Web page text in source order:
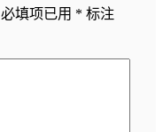
必填项已用 * 标注